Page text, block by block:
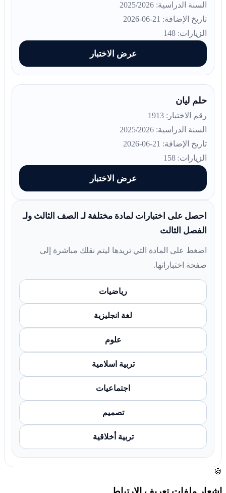
السنة الدراسية: 2025/2026
تاريخ الإضافة: 21-06-2026
الزيارات: 148
عرض الاختبار
حلم ليان
رقم الاختبار: 1913
السنة الدراسية: 2025/2026
تاريخ الإضافة: 21-06-2026
الزيارات: 158
عرض الاختبار
احصل على اختبارات لمادة مختلفة لـ الصف الثالث ولـ
الفصل الثالث
اضغط على المادة التي تريدها ليتم نقلك مباشرة إلى
صفحة اختباراتها.
رياضيات
لغة انجليزية
علوم
تربية اسلامية
اجتماعيات
تصميم
تربية أخلاقية
🍪